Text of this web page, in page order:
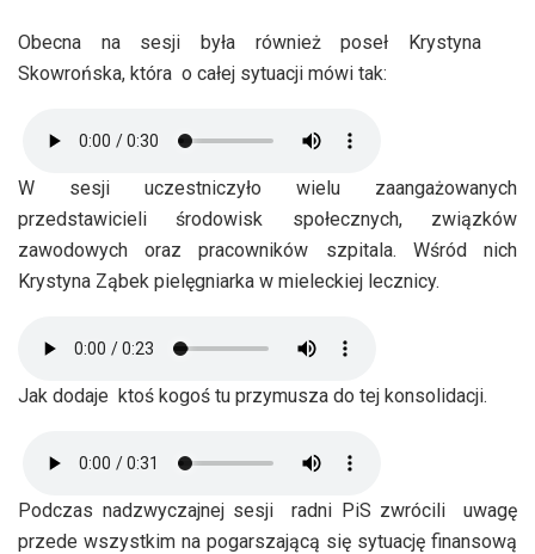
Obecna na sesji była również poseł Krystyna
Skowrońska, która o całej sytuacji mówi tak:
W sesji uczestniczyło wielu zaangażowanych
przedstawicieli środowisk społecznych, związków
zawodowych oraz pracowników szpitala. Wśród nich
Krystyna Ząbek pielęgniarka w mieleckiej lecznicy.
Jak dodaje ktoś kogoś tu przymusza do tej konsolidacji.
Podczas nadzwyczajnej sesji radni PiS zwrócili uwagę
przede wszystkim na pogarszającą się sytuację finansową